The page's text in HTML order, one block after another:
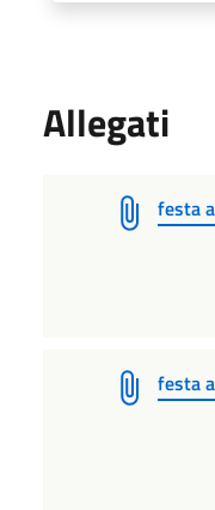
Allegati
festa
festa